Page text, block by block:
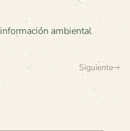
información ambiental
Siguiente